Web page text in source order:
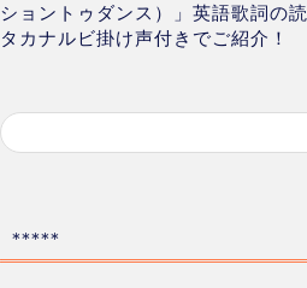
ショントゥダンス）」英語歌詞の
タカナルビ掛け声付きでご紹介！
*****